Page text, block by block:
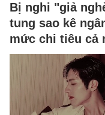
Bị nghi "giả
tung sao kê
mức chi tiêu cả